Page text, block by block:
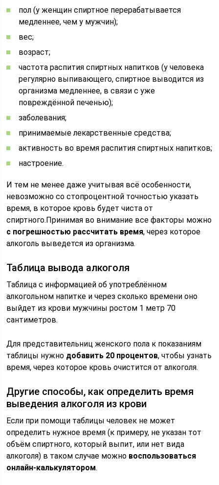
пол (у женщин спиртное перерабатывается
медленнее, чем у мужчин);
вес;
возраст;
частота распития спиртных напитков (у человека
регулярно выпивающего, спиртное выводится из
организма медленнее, в связи с уже
повреждённой печенью);
заболевания;
принимаемые лекарственные средства;
активность во время распития спиртных напитков;
настроение.
И тем не менее даже учитывая всё особенности,
невозможно со стопроцентной точностью указать
время, в которое кровь будет чиста от
спиртного.Принимая во внимание все факторы можно
с погрешностью рассчитать время, через которое
алкоголь выведется из организма.
Таблица вывода алкоголя
Таблица с информацией об употреблённом
алкогольном напитке и через сколько времени оно
выйдет из крови мужчины ростом 1 метр 70
сантиметров.
Для представительниц женского пола к показаниям
таблицы нужно добавить 20 процентов, чтобы узнать
время, через которое кровь очистится от алкоголя.
Другие способы, как определить время
выведения алкоголя из крови
Если при помощи таблицы человек не может
определить нужное время (к примеру, не указан тот
объём спиртного, который выпит, или нет вида
алкоголя) в таком случае можно воспользоваться
онлайн-калькулятором.